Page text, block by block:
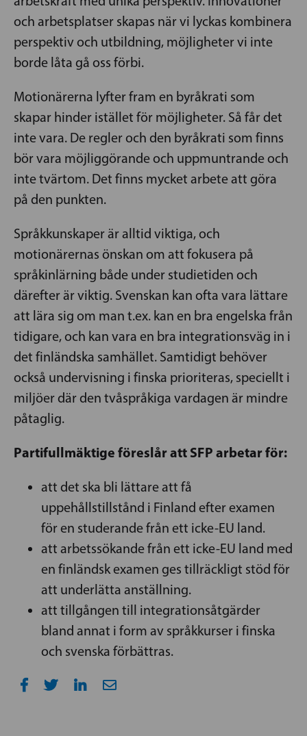
och arbetsplatser skapas när vi lyckas kombinera
perspektiv och utbildning, möjligheter vi inte
borde låta gå oss förbi.
Motionärerna lyfter fram en byråkrati som
skapar hinder istället för möjligheter. Så får det
inte vara. De regler och den byråkrati som finns
bör vara möjliggörande och uppmuntrande och
inte tvärtom. Det finns mycket arbete att göra
på den punkten.
Språkkunskaper är alltid viktiga, och
motionärernas önskan om att fokusera på
språkinlärning både under studietiden och
därefter är viktig. Svenskan kan ofta vara lättare
att lära sig om man t.ex. kan en bra engelska från
tidigare, och kan vara en bra integrationsväg in i
det finländska samhället. Samtidigt behöver
också undervisning i finska prioriteras, speciellt i
miljöer där den tvåspråkiga vardagen är mindre
påtaglig.
Partifullmäktige föreslår att SFP arbetar för:
att det ska bli lättare att få
uppehållstillstånd i Finland efter examen
för en studerande från ett icke-EU land.
att arbetssökande från ett icke-EU land med
en finländsk examen ges tillräckligt stöd för
att underlätta anställning.
att tillgången till integrationsåtgärder
bland annat i form av språkkurser i finska
och svenska förbättras.